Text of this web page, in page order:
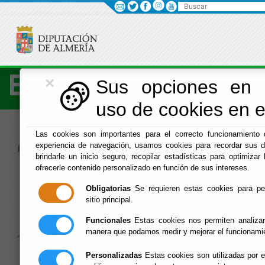
×
Sus opciones en
uso de cookies en
Las cookies son importantes para el correcto
experiencia de navegación, usamos cookies para recordar sus
brindarle un inicio seguro, recopilar estadísticas para
ofrecerle contenido personalizado en función de sus intereses.
Obligatorias Se requieren estas cookies para
sitio principal.
Funcionales Estas cookies nos permiten
manera que podamos medir y mejorar el
Personalizadas Estas cookies son utilizadas por
Economía
Inicio -Hacienda - Agencia de Alhama
Agencia de
Alhama
»» Agencia del SAT en Alhama de Almería
Buscar